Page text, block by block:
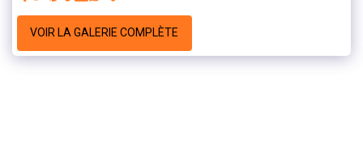
VOIR LA GALERIE COMPLÈTE